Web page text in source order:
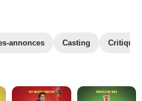
annonces Casting